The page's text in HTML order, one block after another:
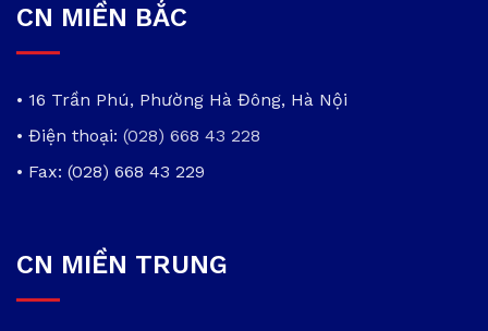
CN MIỀN BẮC
• 16 Trần Phú, Phường Hà Đông, Hà Nội
• Điện thoại: (028) 668 43 228
• Fax: (028) 668 43 229
CN MIỀN TRUNG